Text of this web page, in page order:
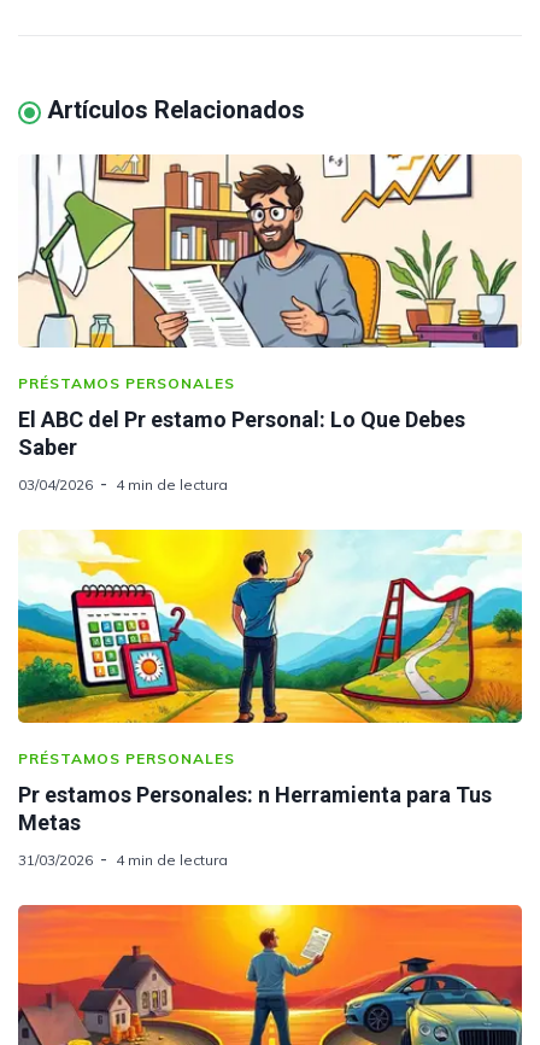
Artículos Relacionados
PRÉSTAMOS PERSONALES
El ABC del Pr estamo Personal: Lo Que Debes
Saber
03/04/2026 4 min de lectura
PRÉSTAMOS PERSONALES
Pr estamos Personales: n Herramienta para Tus
Metas
31/03/2026 4 min de lectura